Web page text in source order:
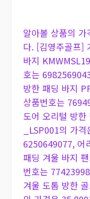
알아볼 상품의
다. [김영주골프]
바지
호는
방한 패딩 바지
상품번호는
도어 오리털 방한
_LSP001의 가
6250649077, 어
패딩 겨울 바지
번호는
겨울 도톰 방한